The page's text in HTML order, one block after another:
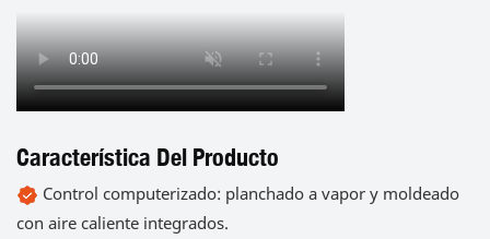
Característica Del Producto
Control computerizado: planchado a vapor y moldeado
con aire caliente integrados.